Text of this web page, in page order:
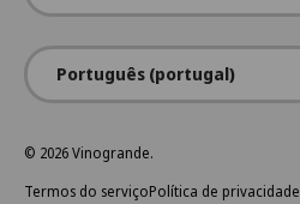
Idioma
Português (portugal)
© 2026Vinogrande.
Termos do serviçoPolítica de privacidade